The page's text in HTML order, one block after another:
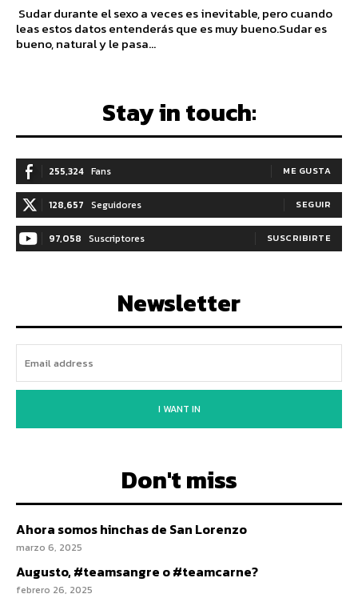
Sudar durante el sexo a veces es inevitable, pero cuando
leas estos datos entenderás que es muy bueno.Sudar es
bueno, natural y le pasa...
Stay in touch:
255,324 Fans ME GUSTA
128,657 Seguidores SEGUIR
97,058 Suscriptores SUSCRIBIRTE
Newsletter
I WANT IN
Don't miss
Ahora somos hinchas de San Lorenzo
marzo 6, 2025
Augusto, #teamsangre o #teamcarne?
febrero 26, 2025